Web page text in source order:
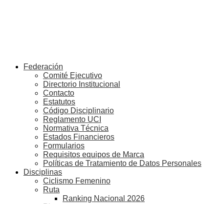
Federación
Comité Ejecutivo
Directorio Institucional
Contacto
Estatutos
Código Disciplinario
Reglamento UCI
Normativa Técnica
Estados Financieros
Formularios
Requisitos equipos de Marca
Políticas de Tratamiento de Datos Personales
Disciplinas
Ciclismo Femenino
Ruta
Ranking Nacional 2026